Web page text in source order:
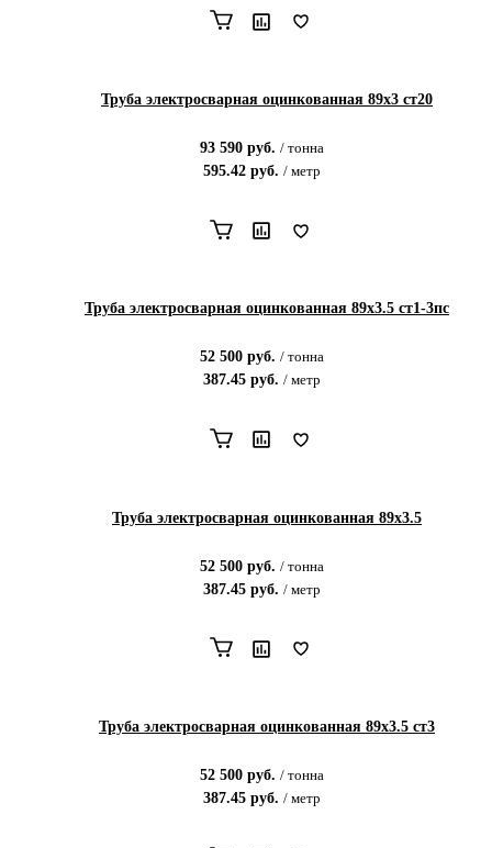
Труба электросварная оцинкованная 89х3 ст20
93 590руб. / тонна
595.42руб. / метр
Труба электросварная оцинкованная 89х3.5 ст1-3пс
52 500руб. / тонна
387.45руб. / метр
Труба электросварная оцинкованная 89х3.5
52 500руб. / тонна
387.45руб. / метр
Труба электросварная оцинкованная 89х3.5 ст3
52 500руб. / тонна
387.45руб. / метр